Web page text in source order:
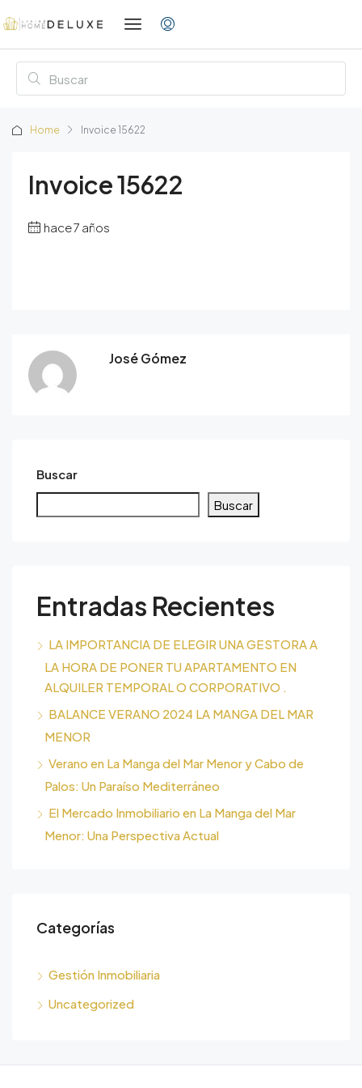
Home Invoice 15622
Invoice 15622
hace 7 años
José Gómez
Buscar
Buscar
Entradas Recientes
LA IMPORTANCIA DE ELEGIR UNA GESTORA A
LA HORA DE PONER TU APARTAMENTO EN
ALQUILER TEMPORAL O CORPORATIVO .
BALANCE VERANO 2024 LA MANGA DEL MAR
MENOR
Verano en La Manga del Mar Menor y Cabo de
Palos: Un Paraíso Mediterráneo
El Mercado Inmobiliario en La Manga del Mar
Menor: Una Perspectiva Actual
Categorías
Gestión Inmobiliaria
Uncategorized